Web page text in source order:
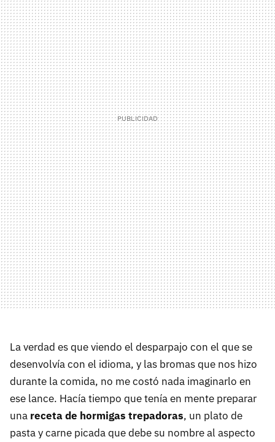
La verdad es que viendo el desparpajo con el que se
desenvolvía con el idioma, y las bromas que nos hizo
durante la comida, no me costó nada imaginarlo en
ese lance. Hacía tiempo que tenía en mente preparar
una receta de hormigas trepadoras, un plato de
pasta y carne picada que debe su nombre al aspecto